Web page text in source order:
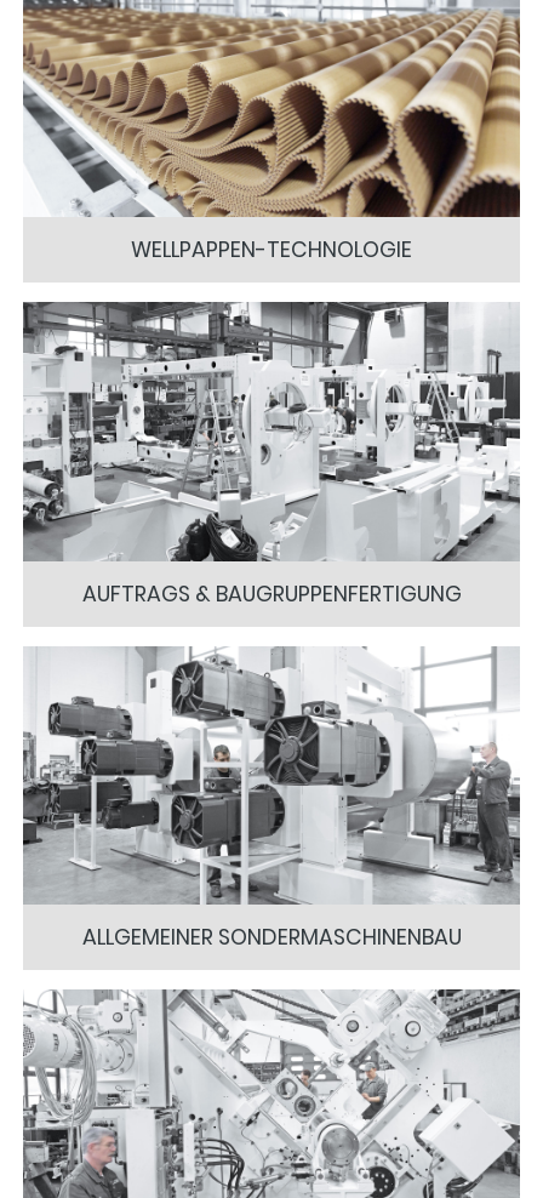
WELLPAPPEN-TECHNOLOGIE
AUFTRAGS & BAUGRUPPENFERTIGUNG
ALLGEMEINER SONDERMASCHINENBAU